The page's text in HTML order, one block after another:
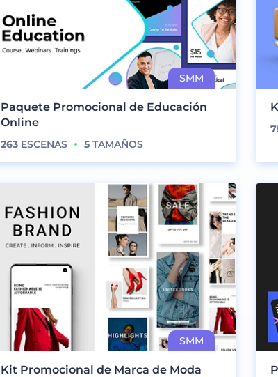
Paquete Promocional de Educación
Online
263 ESCENAS 5 TAMAÑOS
Kit Promocional de Marca de Moda